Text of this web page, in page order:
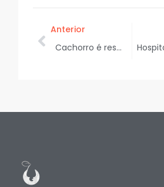
Anterior
Cachorro é resgatado após cair em buraco de mais de 3 metros em Aracaju